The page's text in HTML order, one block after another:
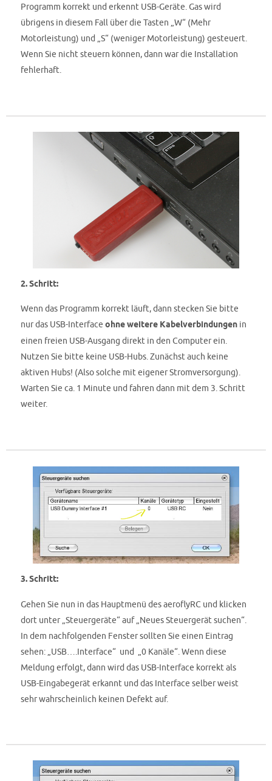
Programm korrekt und erkennt USB-Geräte. Gas wird
übrigens in diesem Fall über die Tasten „W“ (Mehr
Motorleistung) und „S“ (weniger Motorleistung) gesteuert.
Wenn Sie nicht steuern können, dann war die Installation
fehlerhaft.
2. Schritt:
Wenn das Programm korrekt läuft, dann stecken Sie bitte
nur das USB-Interface ohne weitere Kabelverbindungen in
einen freien USB-Ausgang direkt in den Computer ein.
Nutzen Sie bitte keine USB-Hubs. Zunächst auch keine
aktiven Hubs! (Also solche mit eigener Stromversorgung).
Warten Sie ca. 1 Minute und fahren dann mit dem 3. Schritt
weiter.
3. Schritt:
Gehen Sie nun in das Hauptmenü des aeroflyRC und klicken
dort unter „Steuergeräte“ auf „Neues Steuergerät suchen“.
In dem nachfolgenden Fenster sollten Sie einen Eintrag
sehen: „USB….Interface“ und „0 Kanäle“. Wenn diese
Meldung erfolgt, dann wird das USB-Interface korrekt als
USB-Eingabegerät erkannt und das Interface selber weist
sehr wahrscheinlich keinen Defekt auf.